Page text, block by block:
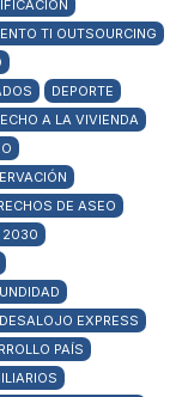
TI OUTSOURCING
DEPORTE
A LA VIVIENDA
DE ASEO
2030
DESALOJO EXPRESS
PAÍS